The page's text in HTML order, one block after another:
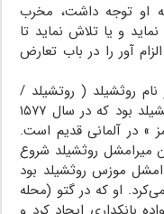
او توجه داشت، مخرب
و یا تلاش نماید تا
آور را در باب تعارض
روثشیلد ( روتشیلد /
روچیلد ) استفاده کرد ایزاک الچانان روثشیلد بود که در سال ۱۵۷۷
» در آلمانی قدیم است.
با به دنیا آمدن میرامشل روثشیلد شروع
موزس روثشیلد بود
او که در گتو (محله